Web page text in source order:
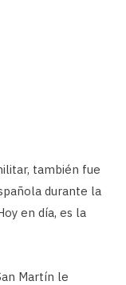
también fue
durante la
en día, es la
Martín le